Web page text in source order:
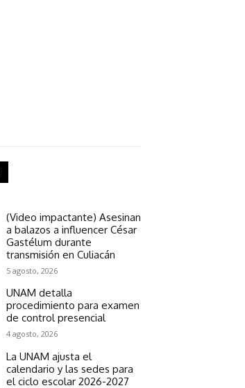
(Video impactante) Asesinan
a balazos a influencer César
Gastélum durante
transmisión en Culiacán
5 agosto, 2026
UNAM detalla
procedimiento para examen
de control presencial
4 agosto, 2026
La UNAM ajusta el
calendario y las sedes para
el ciclo escolar 2026-2027